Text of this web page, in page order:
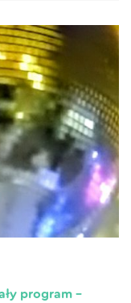
program –